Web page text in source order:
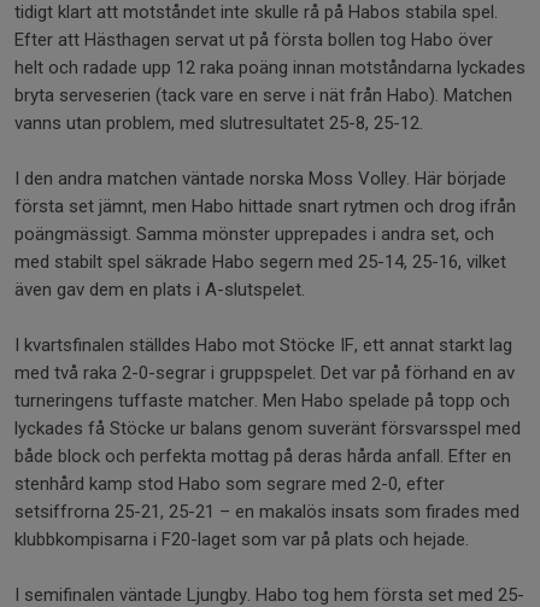
tidigt klart att motståndet inte skulle rå på Habos stabila spel.
Efter att Hästhagen servat ut på första bollen tog Habo över
helt och radade upp 12 raka poäng innan motståndarna lyckades
bryta serveserien (tack vare en serve i nät från Habo). Matchen
vanns utan problem, med slutresultatet 25-8, 25-12.
I den andra matchen väntade norska Moss Volley. Här började
första set jämnt, men Habo hittade snart rytmen och drog ifrån
poängmässigt. Samma mönster upprepades i andra set, och
med stabilt spel säkrade Habo segern med 25-14, 25-16, vilket
även gav dem en plats i A-slutspelet.
I kvartsfinalen ställdes Habo mot Stöcke IF, ett annat starkt lag
med två raka 2-0-segrar i gruppspelet. Det var på förhand en av
turneringens tuffaste matcher. Men Habo spelade på topp och
lyckades få Stöcke ur balans genom suveränt försvarsspel med
både block och perfekta mottag på deras hårda anfall. Efter en
stenhård kamp stod Habo som segrare med 2-0, efter
setsiffrorna 25-21, 25-21 – en makalös insats som firades med
klubbkompisarna i F20-laget som var på plats och hejade.
I semifinalen väntade Ljungby. Habo tog hem första set med 25-